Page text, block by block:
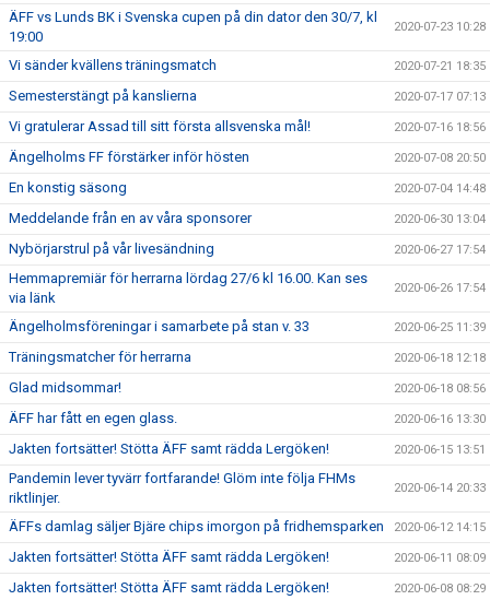
ÄFF vs Lunds BK i Svenska cupen på din dator den 30/7, kl
19:00
2020-07-23 10:28
Vi sänder kvällens träningsmatch 2020-07-21 18:35
Semesterstängt på kanslierna 2020-07-17 07:13
Vi gratulerar Assad till sitt första allsvenska mål! 2020-07-16 18:56
Ängelholms FF förstärker inför hösten 2020-07-08 20:50
En konstig säsong 2020-07-04 14:48
Meddelande från en av våra sponsorer 2020-06-30 13:04
Nybörjarstrul på vår livesändning 2020-06-27 17:54
Hemmapremiär för herrarna lördag 27/6 kl 16.00. Kan ses
via länk
2020-06-26 17:54
Ängelholmsföreningar i samarbete på stan v. 33 2020-06-25 11:39
Träningsmatcher för herrarna 2020-06-18 12:18
Glad midsommar! 2020-06-18 08:56
ÄFF har fått en egen glass. 2020-06-16 13:30
Jakten fortsätter! Stötta ÄFF samt rädda Lergöken! 2020-06-15 13:51
Pandemin lever tyvärr fortfarande! Glöm inte följa FHMs
riktlinjer.
2020-06-14 20:33
ÄFFs damlag säljer Bjäre chips imorgon på fridhemsparken 2020-06-12 14:15
Jakten fortsätter! Stötta ÄFF samt rädda Lergöken! 2020-06-11 08:09
Jakten fortsätter! Stötta ÄFF samt rädda Lergöken! 2020-06-08 08:29